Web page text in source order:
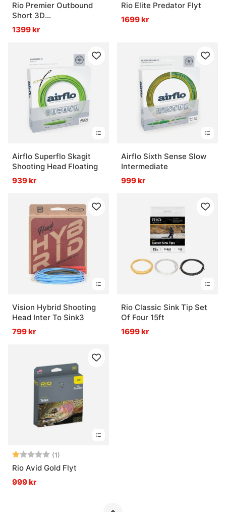
Rio Premier Outbound
Short 3D
Intermediate/Sjunk5/Sjunk7
1399 kr
Rio Elite Predator Flyt
1699 kr
Airflo Superflo Skagit
Shooting Head Floating
939 kr
Airflo Sixth Sense Slow
Intermediate
999 kr
Vision Hybrid Shooting
Head Inter To Sink3
799 kr
Rio Classic Sink Tip Set
Of Four 15ft
1699 kr
Betyg: (1)
Rio Avid Gold Flyt
999 kr